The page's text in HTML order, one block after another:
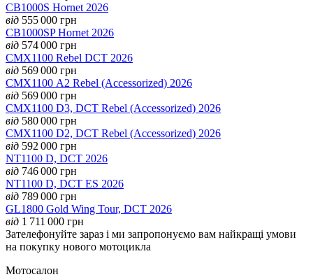
CB1000S Hornet 2026
від 555 000 грн
CB1000SP Hornet 2026
від 574 000 грн
CMX1100 Rebel DCT 2026
від 569 000 грн
CMX1100 А2 Rebel (Accessorized) 2026
від 569 000 грн
CMX1100 D3, DCT Rebel (Accessorized) 2026
від 580 000 грн
CMX1100 D2, DCT Rebel (Accessorized) 2026
від 592 000 грн
NT1100 D, DCT 2026
від 746 000 грн
NT1100 D, DCT ES 2026
від 789 000 грн
GL1800 Gold Wing Tour, DCT 2026
від 1 711 000 грн
Зателефонуйте зараз і ми запропонуємо вам найкращі умови
на покупку нового мотоцикла
Мотосалон